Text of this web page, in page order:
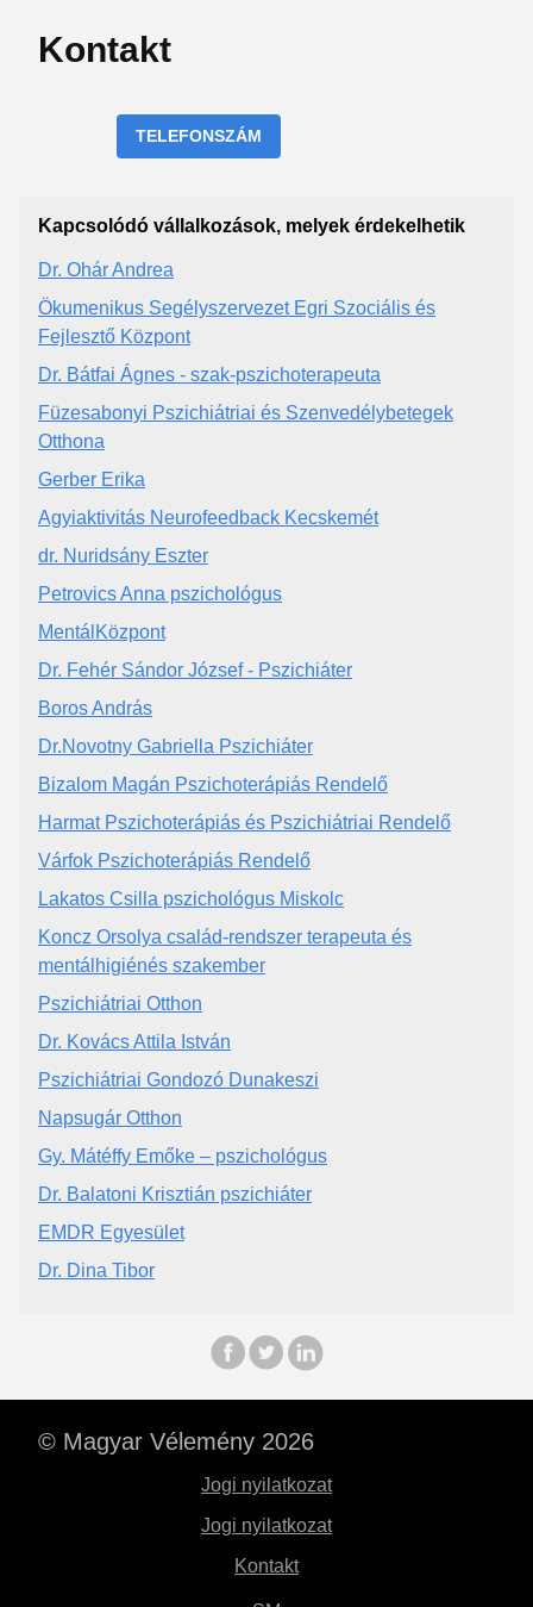
Kontakt
TELEFONSZÁM
Kapcsolódó vállalkozások, melyek érdekelhetik
Dr. Ohár Andrea
Ökumenikus Segélyszervezet Egri Szociális és
Fejlesztő Központ
Dr. Bátfai Ágnes - szak-pszichoterapeuta
Füzesabonyi Pszichiátriai és Szenvedélybetegek
Otthona
Gerber Erika
Agyiaktivitás Neurofeedback Kecskemét
dr. Nuridsány Eszter
Petrovics Anna pszichológus
MentálKözpont
Dr. Fehér Sándor József - Pszichiáter
Boros András
Dr.Novotny Gabriella Pszichiáter
Bizalom Magán Pszichoterápiás Rendelő
Harmat Pszichoterápiás és Pszichiátriai Rendelő
Várfok Pszichoterápiás Rendelő
Lakatos Csilla pszichológus Miskolc
Koncz Orsolya család-rendszer terapeuta és
mentálhigiénés szakember
Pszichiátriai Otthon
Dr. Kovács Attila István
Pszichiátriai Gondozó Dunakeszi
Napsugár Otthon
Gy. Mátéffy Emőke – pszichológus
Dr. Balatoni Krisztián pszichiáter
EMDR Egyesület
Dr. Dina Tibor
© Magyar Vélemény 2026
Jogi nyilatkozat
Jogi nyilatkozat
Kontakt